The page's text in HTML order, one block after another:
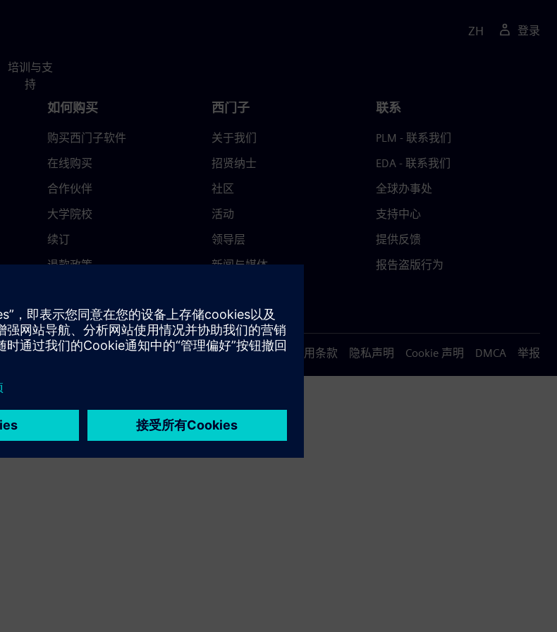
培训与支
持
ZH 登录
如何购买
购买西门子软件
在线购买
合作伙伴
大学院校
续订
退款政策
西门子
关于我们
招贤纳士
社区
活动
领导层
新闻与媒体
联系
PLM - 联系我们
EDA - 联系我们
全球办事处
支持中心
提供反馈
报告盗版行为
使用条款 隐私声明 Cookie 声明 DMCA 举报